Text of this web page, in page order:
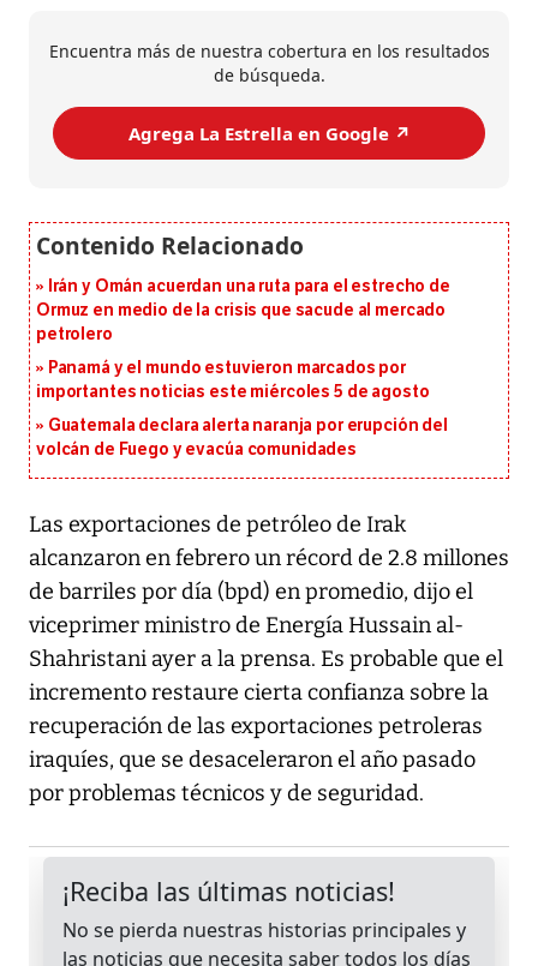
Encuentra más de nuestra cobertura en los resultados
de búsqueda.
Agrega La Estrella en Google ↗️
Irán y Omán acuerdan una ruta para el estrecho de
Ormuz en medio de la crisis que sacude al mercado
petrolero
Panamá y el mundo estuvieron marcados por
importantes noticias este miércoles 5 de agosto
Guatemala declara alerta naranja por erupción del
volcán de Fuego y evacúa comunidades
Las exportaciones de petróleo de Irak
alcanzaron en febrero un récord de 2.8 millones
de barriles por día (bpd) en promedio, dijo el
viceprimer ministro de Energía Hussain al-
Shahristani ayer a la prensa. Es probable que el
incremento restaure cierta confianza sobre la
recuperación de las exportaciones petroleras
iraquíes, que se desaceleraron el año pasado
por problemas técnicos y de seguridad.